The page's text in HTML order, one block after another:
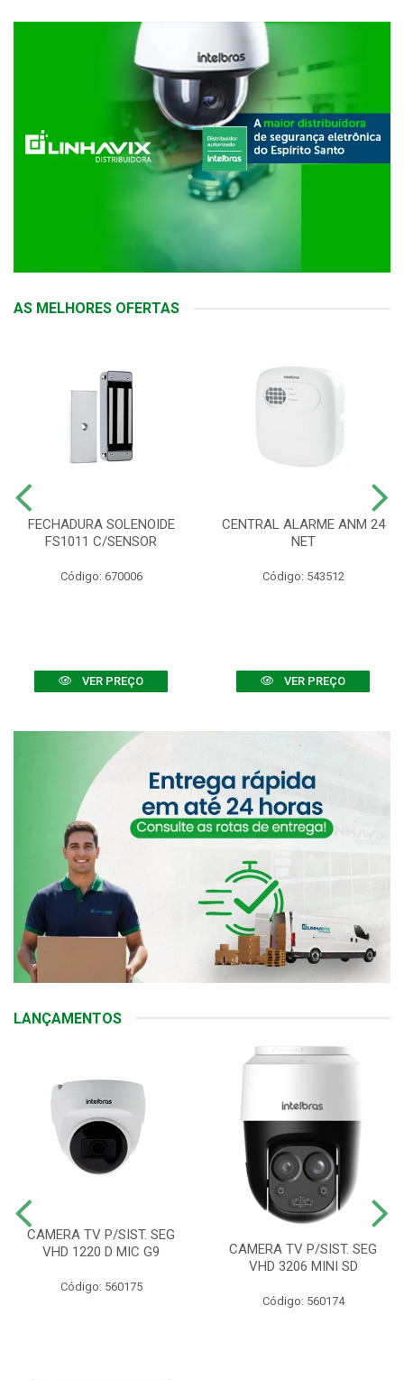
AS MELHORES OFERTAS
FECHADURA SOLENOIDE
FS1011 C/SENSOR
Código: 670006
VER PREÇO
CENTRAL ALARME ANM 24
NET
Código: 543512
VER PREÇO
LANÇAMENTOS
CAMERA TV P/SIST. SEG
VHD 1220 D MIC G9
Código: 560175
CAMERA TV P/SIST. SEG
VHD 3206 MINI SD
Código: 560174